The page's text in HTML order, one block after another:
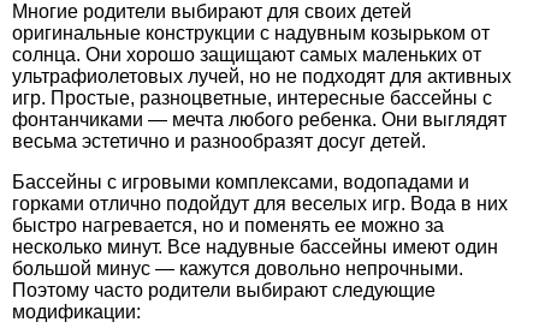
Многие родители выбирают для своих детей
оригинальные конструкции с надувным козырьком от
солнца. Они хорошо защищают самых маленьких от
ультрафиолетовых лучей, но не подходят для активных
игр. Простые, разноцветные, интересные бассейны с
фонтанчиками — мечта любого ребенка. Они выглядят
весьма эстетично и разнообразят досуг детей.
Бассейны с игровыми комплексами, водопадами и
горками отлично подойдут для веселых игр. Вода в них
быстро нагревается, но и поменять ее можно за
несколько минут. Все надувные бассейны имеют один
большой минус — кажутся довольно непрочными.
Поэтому часто родители выбирают следующие
модификации: